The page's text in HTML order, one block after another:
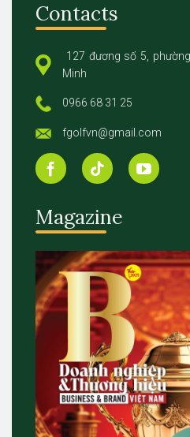
Contacts
127 đương số 5,
Minh
0966 68 31 25
fgolfvn@gmail.com
Magazine